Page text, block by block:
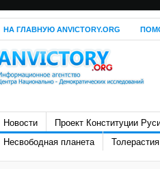
НА ГЛАВНУЮ ANVICTORY.ORG
Новости Проект Конституции
Несвободная планета
Толерастия